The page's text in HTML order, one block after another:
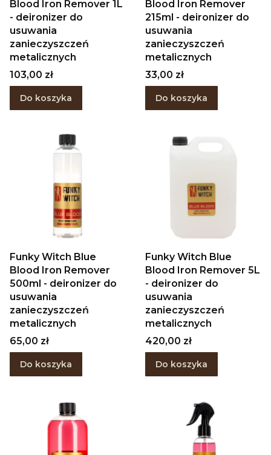
Blood Iron Remover 1L
- deironizer do
usuwania
zanieczyszczeń
metalicznych
Cena
103,00 zł
Do koszyka
Blood Iron Remover
215ml - deironizer do
usuwania
zanieczyszczeń
metalicznych
Cena
33,00 zł
Do koszyka
Funky Witch Blue
Blood Iron Remover
500ml - deironizer do
usuwania
zanieczyszczeń
metalicznych
Cena
65,00 zł
Do koszyka
Funky Witch Blue
Blood Iron Remover 5L
- deironizer do
usuwania
zanieczyszczeń
metalicznych
Cena
420,00 zł
Do koszyka